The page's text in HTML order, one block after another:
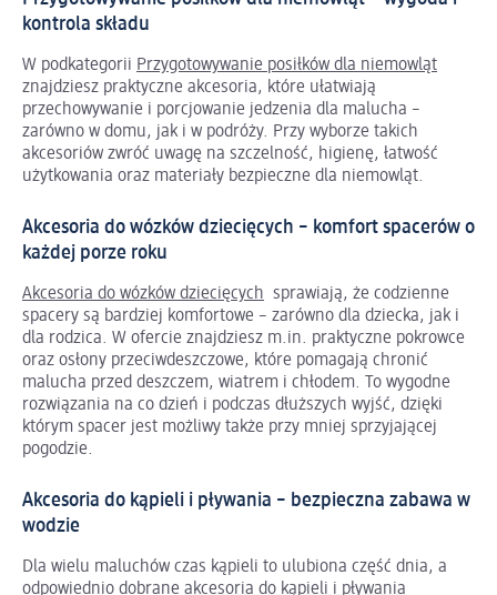
kontrola składu
W podkategorii Przygotowywanie posiłków dla niemowląt
znajdziesz praktyczne akcesoria, które ułatwiają
przechowywanie i porcjowanie jedzenia dla malucha –
zarówno w domu, jak i w podróży. Przy wyborze takich
akcesoriów zwróć uwagę na szczelność, higienę, łatwość
użytkowania oraz materiały bezpieczne dla niemowląt.
Akcesoria do wózków dziecięcych – komfort spacerów o
każdej porze roku
Akcesoria do wózków dziecięcych sprawiają, że codzienne
spacery są bardziej komfortowe – zarówno dla dziecka, jak i
dla rodzica. W ofercie znajdziesz m.in. praktyczne pokrowce
oraz osłony przeciwdeszczowe, które pomagają chronić
malucha przed deszczem, wiatrem i chłodem. To wygodne
rozwiązania na co dzień i podczas dłuższych wyjść, dzięki
którym spacer jest możliwy także przy mniej sprzyjającej
pogodzie.
Akcesoria do kąpieli i pływania – bezpieczna zabawa w
wodzie
Dla wielu maluchów czas kąpieli to ulubiona część dnia, a
odpowiednio dobrane akcesoria do kąpieli i pływania